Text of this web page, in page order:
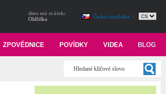
Česká republika /
dnes má svátek:
Oldřiška
BLOG
VIDEA
POVÍDKY
ZPOVĚDNICE